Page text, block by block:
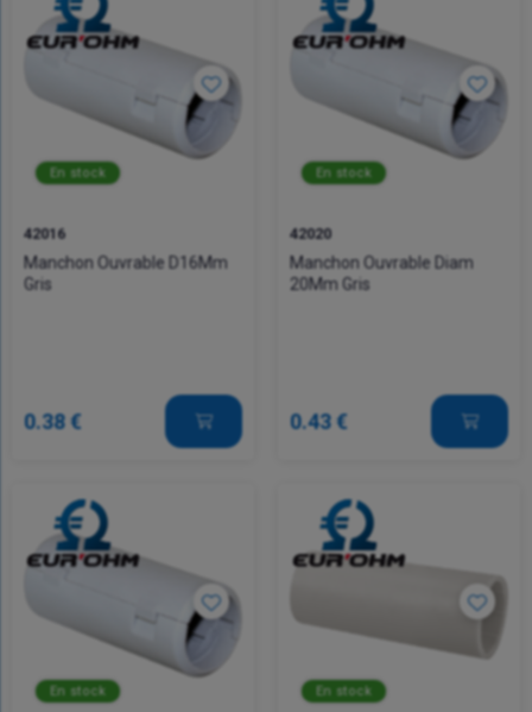
En stock
42016
Manchon Ouvrable D16Mm
Gris
0.38 €
En stock
42020
Manchon Ouvrable Diam
20Mm Gris
0.43 €
En stock En stock